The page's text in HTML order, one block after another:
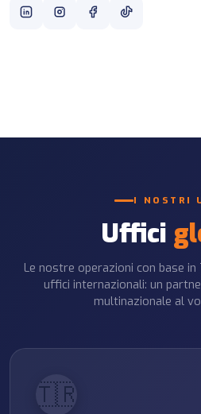
I NOSTRI
Uffici
Le nostre operazioni con base
uffici internazionali: un
multinazionale al
🇹🇷